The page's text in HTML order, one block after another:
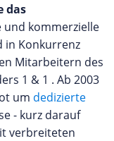
das
kommerzielle
in Konkurrenz
Mitarbeitern des
1 & 1 . Ab 2003
um dedizierte
- kurz darauf
verbreiteten